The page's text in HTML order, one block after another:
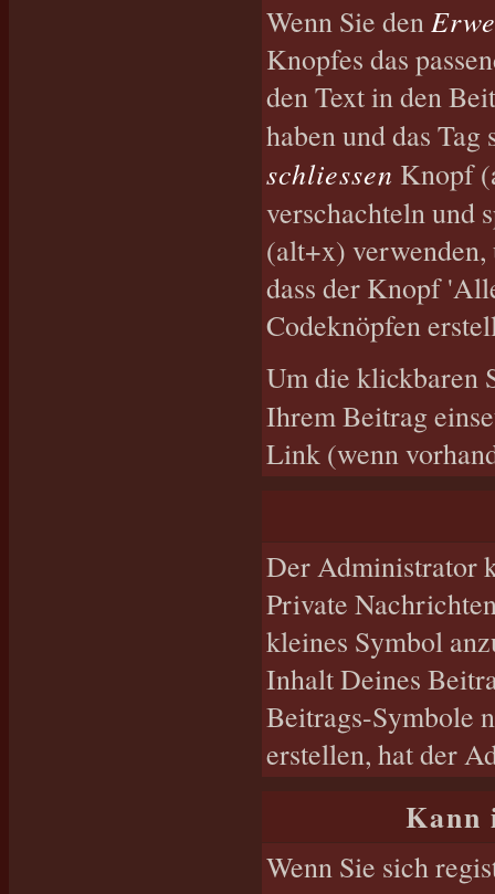
Wenn Sie den
Knopfes das
den Text in den
haben und das
schliessen Knopf
verschachteln und
(alt+x) verwenden,
dass der Knopf
Codeknöpfen
Um die klickbaren
Ihrem Beitrag
Link (wenn
Der Administrator
Private
kleines Symbol
Inhalt Deines
Beitrags-Symbole
erstellen, hat der
Kann
Wenn Sie sich